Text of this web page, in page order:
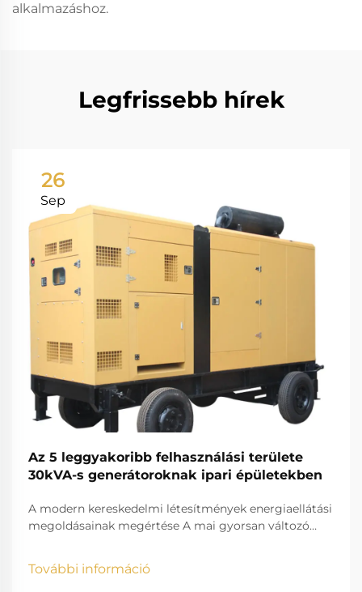
alkalmazáshoz.
Legfrissebb hírek
26
Sep
Az 5 leggyakoribb felhasználási területe
30kVA-s generátoroknak ipari épületekben
A modern kereskedelmi létesítmények energiaellátási
megoldásainak megértése A mai gyorsan változó
műveletek számára. Egy 30kVA-s generátor
További információ